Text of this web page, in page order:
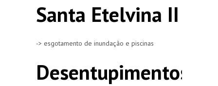
Santa Etelvina II
-> esgotamento de inundação e piscinas
Desentupimentos